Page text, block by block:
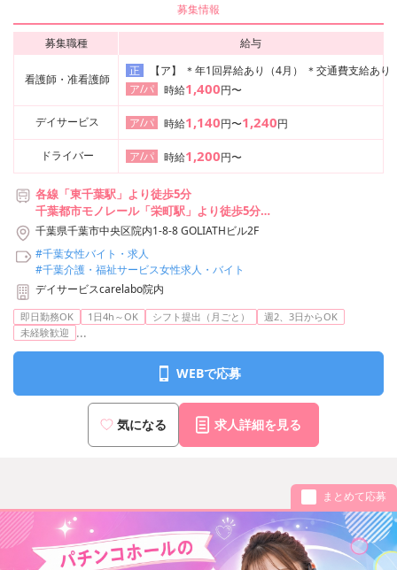
募集情報
募集職種 給与
看護師・准看護師
正
【ア】 ＊年1回昇給あり（4月） ＊交通費支給あ
ア/パ
時給1,400円〜
デイサービス ア/パ 時給1,140円〜1,240円
ドライバー ア/パ 時給1,200円〜
各線「東千葉駅」より徒歩5分
千葉都市モノレール「栄町駅」より徒歩5分
各線「千葉駅」より徒歩14分
千葉県千葉市中央区院内1-8-8 GOLIATHビル2F
#千葉女性バイト・求人
#千葉介護・福祉サービス女性求人・バイト
デイサービスcarelabo院内
即日勤務OK 1日4h～OK シフト提出（月ごと）
週2、3日からOK
未経験歓迎
...
WEBで応募
気になる 求人詳細を見る
まとめて応募